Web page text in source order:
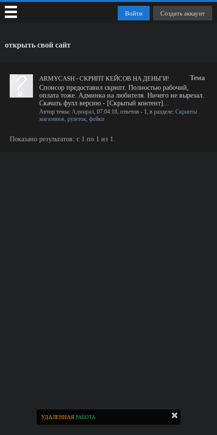
УДАЛЕННАЯ РАБОТА
открыть свой сайт
Тема
ARMYCASH - СКРИПТ КЕЙСОВ НА ДЕНЬГИ!
Спонсор предоставил скрипт. Полностью рабочий,
оплата тоже. Админка на любителя. Ничего не вырезал.
Скачать фулл версию - [Скрытый контент]...
Автор темы: Адмирал, 07.04.18, ответов - 1, в разделе: Скрипты
магазинов, рулеток, фейки
Показано результатов: с 1 по 1 из 1.
Войти Создать аккаунт